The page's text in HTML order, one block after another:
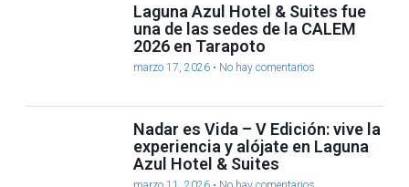
Laguna Azul Hotel & Suites fue
una de las sedes de la CALEM
2026 en Tarapoto
marzo 17, 2026 No hay comentarios
Nadar es Vida – V Edición: vive la
experiencia y alójate en Laguna
Azul Hotel & Suites